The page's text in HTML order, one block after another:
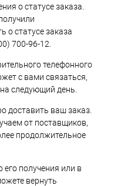
о статусе заказа.
о статусе заказа
700-96-12.
телефонного
с вами связаться,
следующий день.
доставить ваш заказ.
от поставщиков,
продолжительное
его получения или в
вернуть